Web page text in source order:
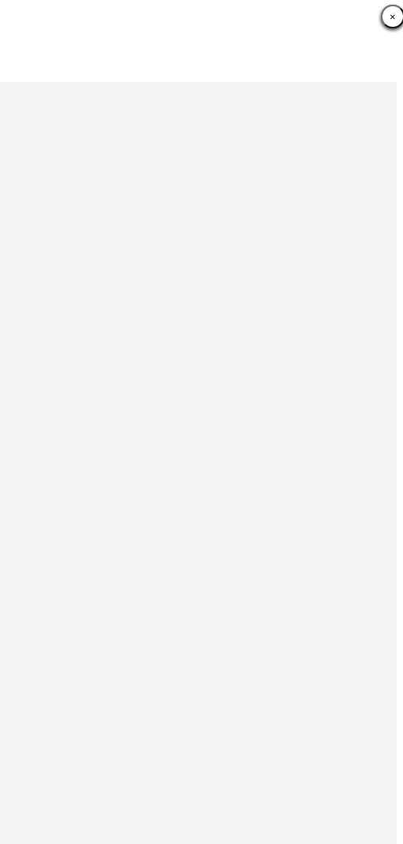
×
×
×